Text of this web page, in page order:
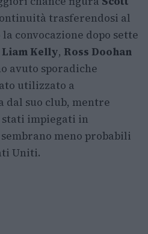
trasferendosi al
convocazione dopo sette
Liam Kelly, Ross Doohan
avuto sporadiche
utilizzato a
dal suo club, mentre
stati impiegati in
meno probabili
Uniti.